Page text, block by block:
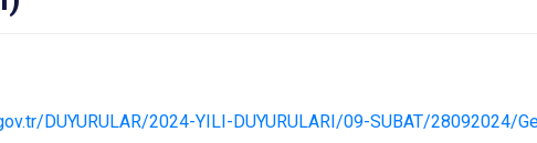
DUYURULAR/2024-YILI-DUYURULARI/09-SUBAT/28092024/